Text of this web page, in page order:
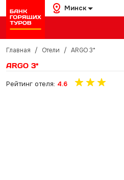
Минск
Главная / Отели / ARGO 3*
ARGO 3*
Рейтинг отеля: 4.6